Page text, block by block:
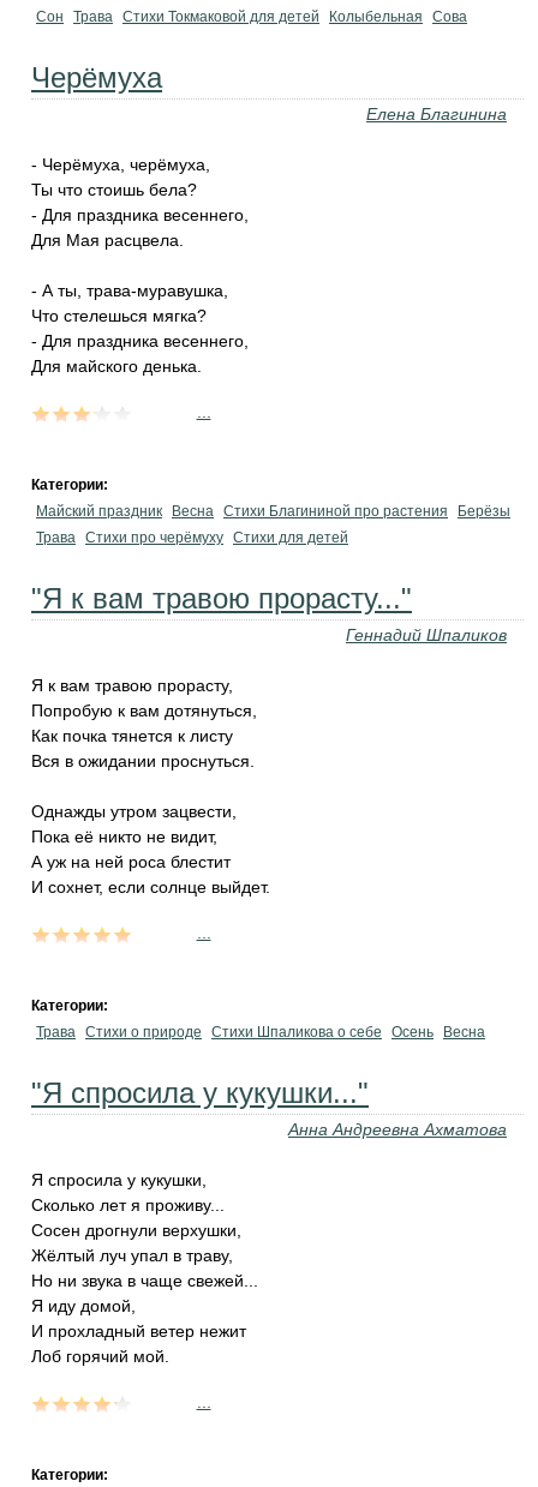
Сон
Трава Стихи Токмаковой для детей Колыбельная Сова
Черёмуха
Елена Благинина
- Черёмуха, черёмуха,
Ты что стоишь бела?
- Для праздника весеннего,
Для Мая расцвела.
- А ты, трава-муравушка,
Что стелешься мягка?
- Для праздника весеннего,
Для майского денька.
Категории:
Майский праздник
Весна Стихи Благининой про растения
Берёзы
Трава Стихи про черёмуху Стихи для детей
"Я к вам травою прорасту..."
Геннадий Шпаликов
Я к вам травою прорасту,
Попробую к вам дотянуться,
Как почка тянется к листу
Вся в ожидании проснуться.
Однажды утром зацвести,
Пока её никто не видит,
А уж на ней роса блестит
И сохнет, если солнце выйдет.
Категории:
Трава Стихи о природе Стихи Шпаликова о себе Осень Весна
"Я спросила у кукушки..."
Анна Андреевна Ахматова
Я спросила у кукушки,
Сколько лет я проживу...
Сосен дрогнули верхушки,
Жёлтый луч упал в траву,
Но ни звука в чаще свежей...
Я иду домой,
И прохладный ветер нежит
Лоб горячий мой.
Категории: